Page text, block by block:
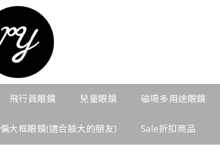
飛行員眼鏡 兒童眼鏡 磁吸多用途眼鏡
偏大框眼鏡(適合臉大的朋友) Sale折扣商品